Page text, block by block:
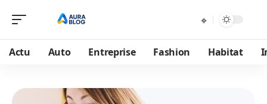
Actu Auto Entreprise Fashion Habitat